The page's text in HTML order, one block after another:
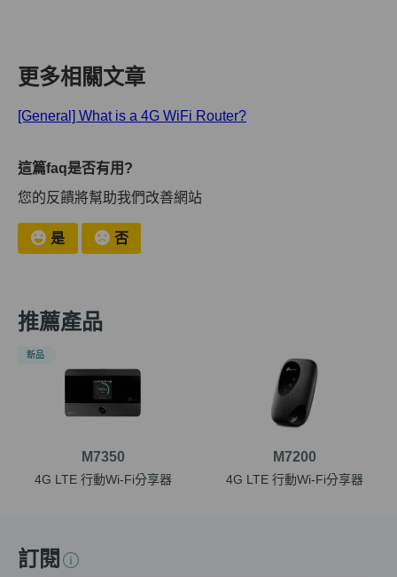
更多相關文章
[General] What is a 4G WiFi Router?
這篇faq是否有用?
您的反饋將幫助我們改善網站
是 否
推薦產品
M7350
4G LTE 行動Wi-Fi分享器
新品
M7200
4G LTE 行動Wi-Fi分享器
訂閱